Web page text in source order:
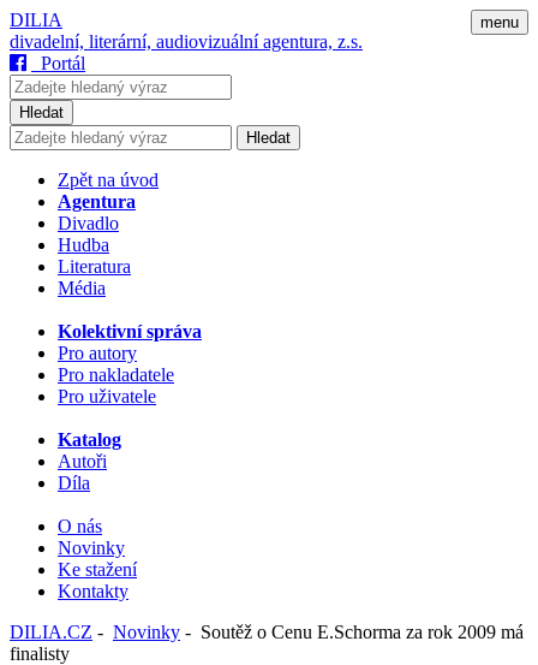
menu
DILIA
divadelní, literární, audiovizuální agentura, z.s.
Portál
Hledat
Hledat
Zpět na úvod
Agentura
Divadlo
Hudba
Literatura
Média
Kolektivní správa
Pro autory
Pro nakladatele
Pro uživatele
Katalog
Autoři
Díla
O nás
Novinky
Ke stažení
Kontakty
DILIA.CZ - Novinky - Soutěž o Cenu E.Schorma za rok 2009 má
finalisty